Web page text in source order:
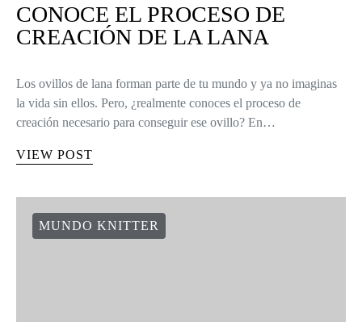
CONOCE EL PROCESO DE
CREACIÓN DE LA LANA
Los ovillos de lana forman parte de tu mundo y ya no imaginas
la vida sin ellos. Pero, ¿realmente conoces el proceso de
creación necesario para conseguir ese ovillo? En…
VIEW POST
MUNDO KNITTER